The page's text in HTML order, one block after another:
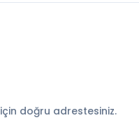
doğru adrestesiniz.